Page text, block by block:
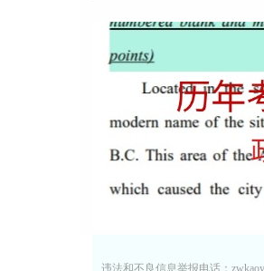
违法和不良信息举报电话：